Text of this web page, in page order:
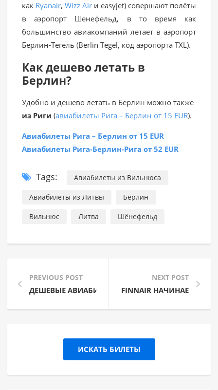
как Ryanair, Wizz Air и easyjet) совершают полёты
в аэропорт Шенефельд, в то время как
большинство авиакомпаний летает в аэропорт
Берлин-Тегель (Berlin Tegel, код аэропорта TXL).
Как дешево летать в
Берлин?
Удобно и дешево летать в Берлин можно также
из Риги (авиабилеты Рига – Берлин от 15 EUR).
Авиабилеты Рига – Берлин от 15 EUR
Авиабилеты Рига-Берлин-Рига от 52 EUR
Tags: Авиабилеты из Вильнюса
Авиабилеты из Литвы Берлин
Вильнюс Литва Шёнефельд
PREVIOUS POST
ДЕШЕВЫЕ АВИАБИЛЕТЫ В ПАРИЖ ОТ €39,99
NEXT POST
FINNAIR НАЧИНАЕТ
ИСКАТЬ БИЛЕТЫ